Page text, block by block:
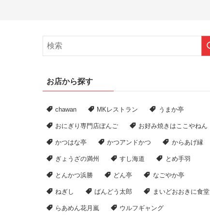
お店から探す
chawan MKレストラン うまか亭
おにぎり専門店ぼんご お好み焼きはここやねん
かつはな亭 かつアンドかつ からあげ縁
ぎょうざの満州 すし海道 とめ手羽
とんかつ浜勝 どん亭 なごやか亭
ねぎし ばんどう太郎 まいどおおきに食堂
らあめん花月嵐 ウルフギャング